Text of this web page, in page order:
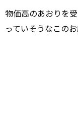
物価高のあおりを
っていそうなこの